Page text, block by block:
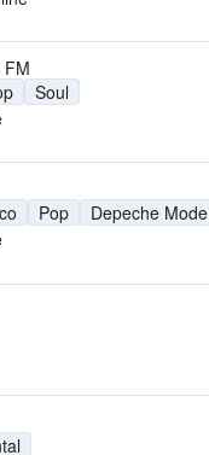
FM
Soul
Pop
Depeche Mode